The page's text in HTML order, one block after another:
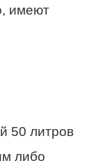
имеют
50 литров
либо